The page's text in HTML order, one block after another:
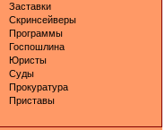
Заставки
Скринсейверы
Программы
Госпошлина
Юристы
Суды
Прокуратура
Приставы